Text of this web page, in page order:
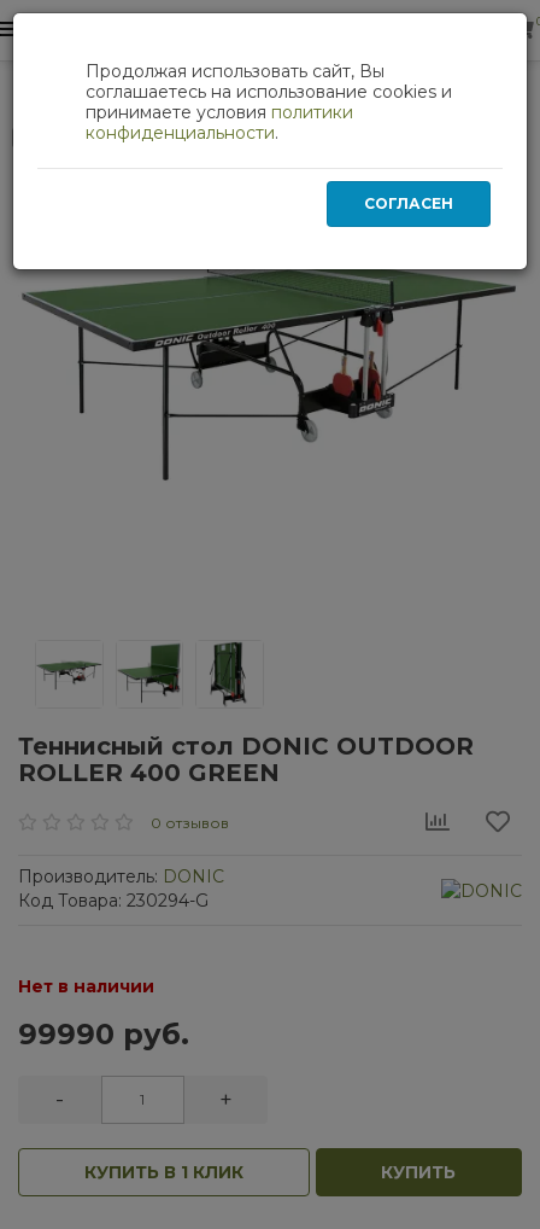
Теннисный стол DONIC OUTDOOR ROLLER 400 GREEN
Нет в наличии
Теннисный стол DONIC OUTDOOR
ROLLER 400 GREEN
0 отзывов
Производитель: DONIC
Код Товара: 230294-G
Нет в наличии
99990 руб.
- +
КУПИТЬ В 1 КЛИК КУПИТЬ
Продолжая использовать сайт, Вы
соглашаетесь на использование cookies и
принимаете условия политики
конфиденциальности.
СОГЛАСЕН